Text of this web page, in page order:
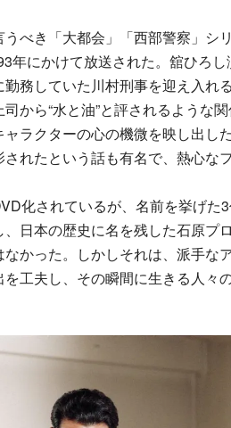
べき「大都会」「西部警察」シ
にかけて放送された。 舘ひろし
勤務していた川村刑事を迎え入れ
から“水と油”と評されるような
ラクターの心の機微を映し出し
れたという話も有名で、熱心な
化されているが、名前を挙げた
日本の歴史に名を残した石原プ
かった。しかしそれは、派手な
工夫し、その瞬間に生きる人々